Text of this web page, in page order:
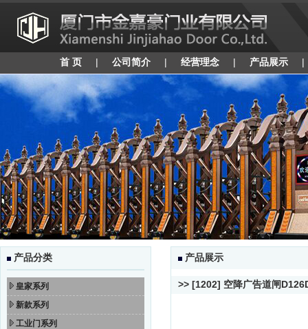
首 页 | 公司简介 | 经营理念 | 产品展示
产品分类
皇家系列
新款系列
工业门系列
产品展示
>> [1202] 空降广告道闸